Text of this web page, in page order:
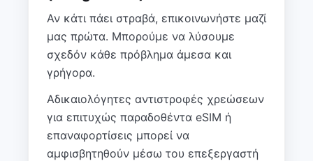
Αν κάτι πάει στραβά, επικοινωνήστε μαζί
μας πρώτα. Μπορούμε να λύσουμε
σχεδόν κάθε πρόβλημα άμεσα και
γρήγορα.
Αδικαιολόγητες αντιστροφές χρεώσεων
για επιτυχώς παραδοθέντα eSIM ή
επαναφορτίσεις μπορεί να
αμφισβητηθούν μέσω του επεξεργαστή